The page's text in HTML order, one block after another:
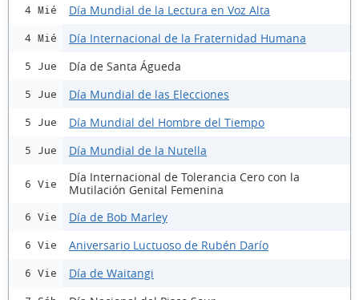
4 Mié Día Mundial de la Lectura en Voz Alta
4 Mié Día Internacional de la Fraternidad Humana
5 Jue Día de Santa Águeda
5 Jue Día Mundial de las Elecciones
5 Jue Día Mundial del Hombre del Tiempo
5 Jue Día Mundial de la Nutella
6 Vie
Día Internacional de Tolerancia Cero con la
Mutilación Genital Femenina
6 Vie Día de Bob Marley
6 Vie Aniversario Luctuoso de Rubén Darío
6 Vie Día de Waitangi